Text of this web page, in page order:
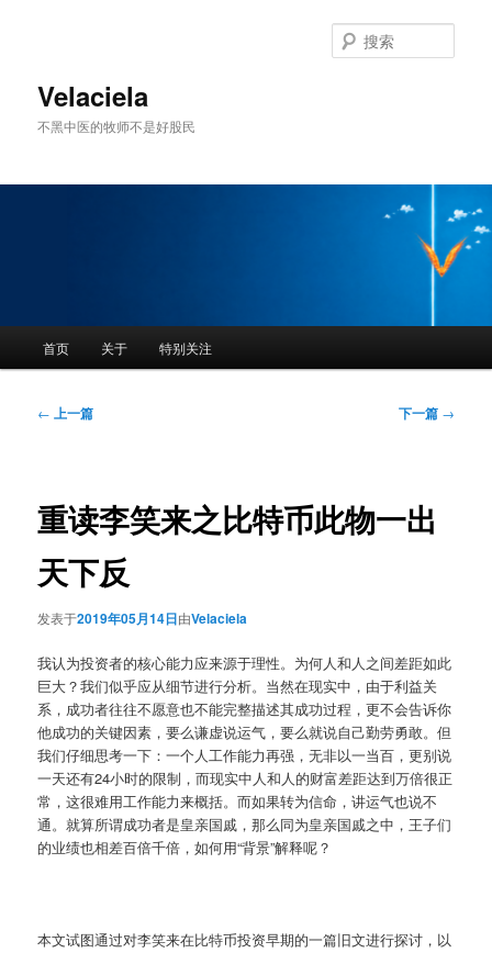
Velaciela
不黑中医的牧师不是好股民
索
首页 关于 特别关注
文
← 上一篇 下一篇 →
重读李笑来之比特币此物一出
天下反
发表于2019年05月14日由Velaciela
我认为投资者的核心能力应来源于理性。为何人和人之间差距如此
巨大？我们似乎应从细节进行分析。当然在现实中，由于利益关
系，成功者往往不愿意也不能完整描述其成功过程，更不会告诉你
他成功的关键因素，要么谦虚说运气，要么就说自己勤劳勇敢。但
我们仔细思考一下：一个人工作能力再强，无非以一当百，更别说
一天还有24小时的限制，而现实中人和人的财富差距达到万倍很正
常，这很难用工作能力来概括。而如果转为信命，讲运气也说不
通。就算所谓成功者是皇亲国戚，那么同为皇亲国戚之中，王子们
的业绩也相差百倍千倍，如何用“背景”解释呢？
本文试图通过对李笑来在比特币投资早期的一篇旧文进行探讨，以